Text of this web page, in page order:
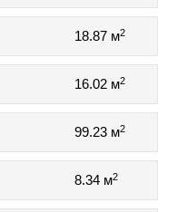
18.87 м2
16.02 м2
99.23 м2
8.34 м2